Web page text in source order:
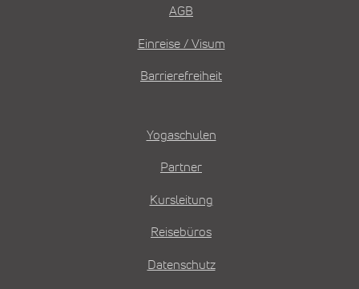
AGB
Einreise / Visum
Barrierefreiheit
Yogaschulen
Partner
Kursleitung
Reisebüros
Datenschutz